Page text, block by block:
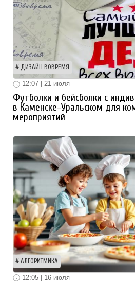
ДИЗАЙН ВОВРЕМЯ
12:07 | 21 июля
Футболки и бейсболки с
в Каменске-Уральском для
мероприятий
АЛГОРИТМИКА
12:05 | 16 июля